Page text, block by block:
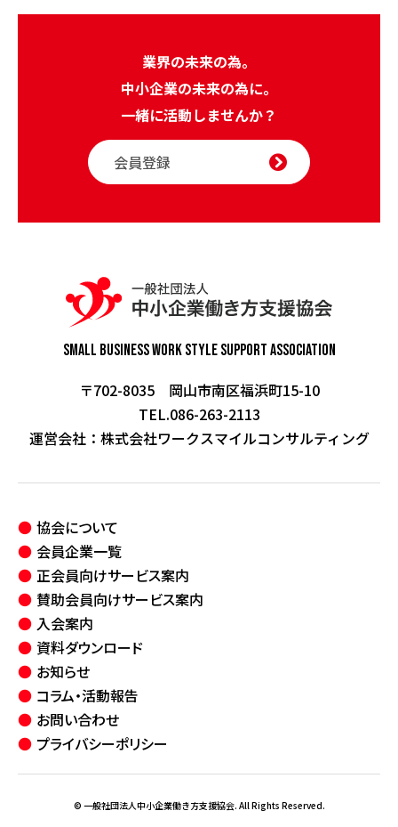
業界の未来の為。
中小企業の未来の為に。
一緒に活動しませんか？
会員登録
Small Business Work StyleSupport Association
〒702-8035 岡山市南区福浜町15-10
TEL.086-263-2113
運営会社： 株式会社ワークスマイルコンサルティング
協会について
会員企業一覧
正会員向けサービス案内
賛助会員向けサービス案内
入会案内
資料ダウンロード
お知らせ
コラム・活動報告
お問い合わせ
プライバシーポリシー
© 一般社団法人中小企業働き方支援協会. All Rights Reserved.